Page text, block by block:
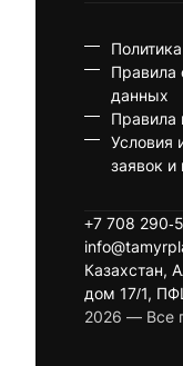
2026 — Все
+7 708 290-
Казахстан,
дом 17/1,
Правила
данных
Правила
Условия
заявок и